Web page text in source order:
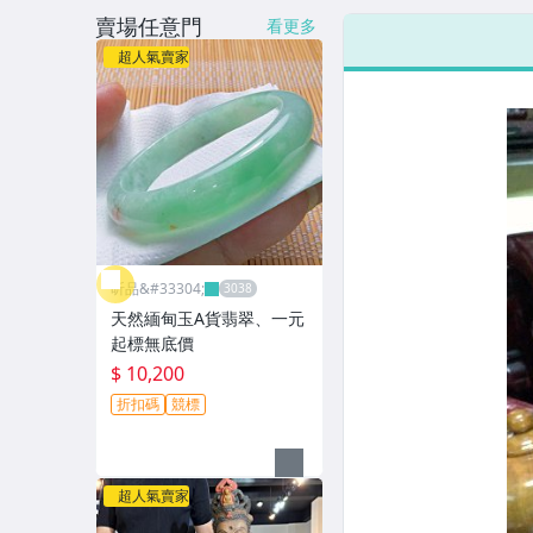
賣場任意門 看更多
超人氣賣家
昕品&#33304;
天然緬甸玉A貨翡翠、一元
起標無底價
$ 10,200
折扣碼 競標
超人氣賣家